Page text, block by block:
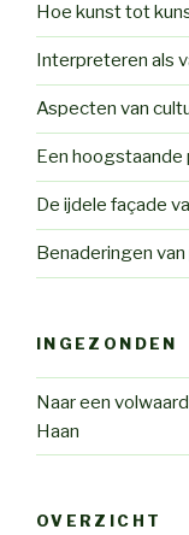
Hoe kunst tot
Interpreteren als
Aspecten van
Een hoogstaande
De ijdele façade
Benaderingen
INGEZONDEN
Naar een
Haan
OVERZICHT